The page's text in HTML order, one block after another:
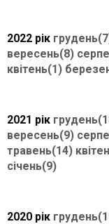
2022 рік
вересень(8)
квітень(1)
2021 рік
вересень(9)
травень(14)
січень(9)
2020 рік